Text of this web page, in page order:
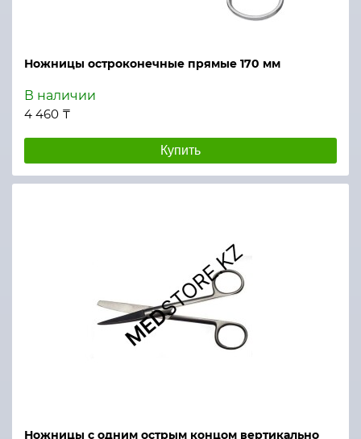
Ножницы остроконечные прямые 170 мм
В наличии
4 460 ₸
Купить
Ножницы с одним острым концом вертикально